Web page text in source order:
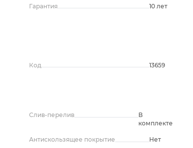
Гарантия 10 лет
Код 13659
Слив-перелив
В
комплекте
Антискользящее покрытие Нет